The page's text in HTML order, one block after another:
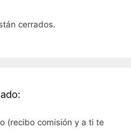
cerrados.
(recibo comisión y a ti te